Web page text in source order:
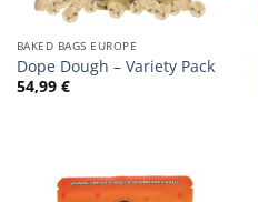
BAKED BAGS EUROPE
Dope Dough – Variety Pack
54,99 €